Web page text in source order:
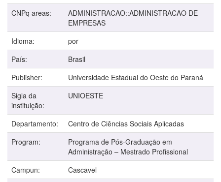
CNPq areas:
ADMINISTRACAO::ADMINISTRACAO DE
EMPRESAS
Idioma:
por
País:
Brasil
Publisher:
Universidade Estadual do Oeste do Paraná
Sigla da
instituição:
UNIOESTE
Departamento:
Centro de Ciências Sociais Aplicadas
Program:
Programa de Pós-Graduação em
Administração – Mestrado Profissional
Campun:
Cascavel